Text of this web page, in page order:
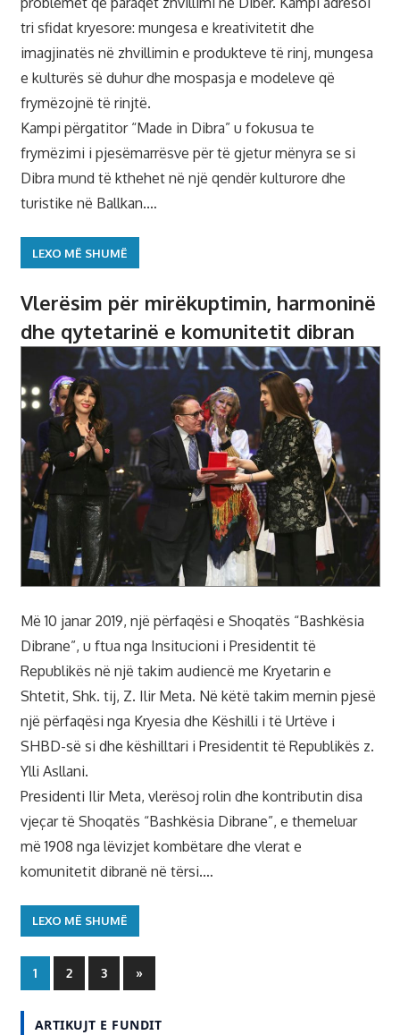
tri sfidat kryesore: mungesa e kreativitetit dhe
imagjinatës në zhvillimin e produkteve të rinj, mungesa
e kulturës së duhur dhe mospasja e modeleve që
frymëzojnë të rinjtë.
Kampi përgatitor “Made in Dibra” u fokusua te
frymëzimi i pjesëmarrësve për të gjetur mënyra se si
Dibra mund të kthehet në një qendër kulturore dhe
turistike në Ballkan.…
LEXO MË SHUMË
Vlerësim për mirëkuptimin, harmoninë
dhe qytetarinë e komunitetit dibran
Më 10 janar 2019, një përfaqësi e Shoqatës “Bashkësia
Dibrane”, u ftua nga Insitucioni i Presidentit të
Republikës në një takim audiencë me Kryetarin e
Shtetit, Shk. tij, Z. Ilir Meta. Në këtë takim mernin pjesë
një përfaqësi nga Kryesia dhe Këshilli i të Urtëve i
SHBD-së si dhe këshilltari i Presidentit të Republikës z.
Ylli Asllani.
Presidenti Ilir Meta, vlerësoj rolin dhe kontributin disa
vjeçar të Shoqatës “Bashkësia Dibrane”, e themeluar
më 1908 nga lëvizjet kombëtare dhe vlerat e
komunitetit dibranë në tërsi.…
LEXO MË SHUMË
1 2 3
Next
Posts
»
ARTIKUJT E FUNDIT